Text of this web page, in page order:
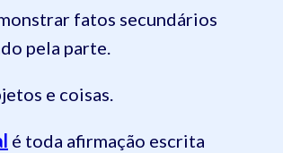
fatos secundários
pela parte.
e coisas.
é toda afirmação escrita